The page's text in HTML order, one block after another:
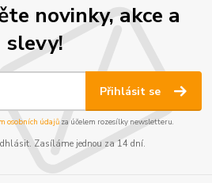
novinky, akce a
slevy!
Přihlásit se
osobních údajůza účelem rozesílky newsletteru.
Zasíláme jednou za 14 dní.